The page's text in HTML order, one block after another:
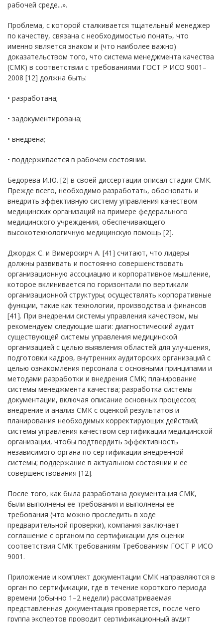
рабочей среде...».
Проблема, с которой сталкивается тщательный менеджер
по качеству, связана с необходимостью понять, что
именно является знаком и (что наиболее важно)
доказательством того, что система менеджмента качества
(СМК) в соответствии с требованиями ГОСТ Р ИСО 9001–
2008 [12] должна быть:
• разработана;
• задокументирована;
• внедрена;
• поддерживается в рабочем состоянии.
Бедорева И.Ю. [2] в своей диссертации описал стадии СМК.
Прежде всего, необходимо разработать, обосновать и
внедрить эффективную систему управления качеством
медицинских организаций на примере федерального
медицинского учреждения, обеспечивающего
высокотехнологичную медицинскую помощь [2].
Джордж С. и Вимерскирч А. [41] считают, что лидеры
должны развивать и постоянно совершенствовать
организационную ассоциацию и корпоративное мышление,
которое вклинивается по горизонтали по вертикали
организационной структуры; осуществлять корпоративные
функции, такие как технологии, производства и финансов
[41]. При внедрении системы управления качеством, мы
рекомендуем следующие шаги: диагностический аудит
существующей системы управления медицинской
организацией с целью выявления областей для улучшения,
подготовки кадров, внутренних аудиторских организаций с
целью ознакомления персонала с основными принципами и
методами разработки и внедрения СМК; планирование
системы менеджмента качества; разработка системы
документации, включая описание основных процессов;
внедрение и анализ СМК с оценкой результатов и
планирования необходимых корректирующих действий;
системы управления качеством сертификации медицинской
организации, чтобы подтвердить эффективность
независимого органа по сертификации внедренной
системы; поддержание в актуальном состоянии и ее
совершенствования [12].
После того, как была разработана документация СМК,
были выполнены ее требования и выполнены ее
требования (что можно проследить в ходе
предварительной проверки), компания заключает
соглашение с органом по сертификации для оценки
соответствия СМК требованиям Требованиям ГОСТ Р ИСО
9001.
Приложение и комплект документации СМК направляются в
орган по сертификации, где в течение короткого периода
времени (обычно 1–2 недели) рассматриваемая
представленная документация проверяется, после чего
группа экспертов проводит сертификационный аудит